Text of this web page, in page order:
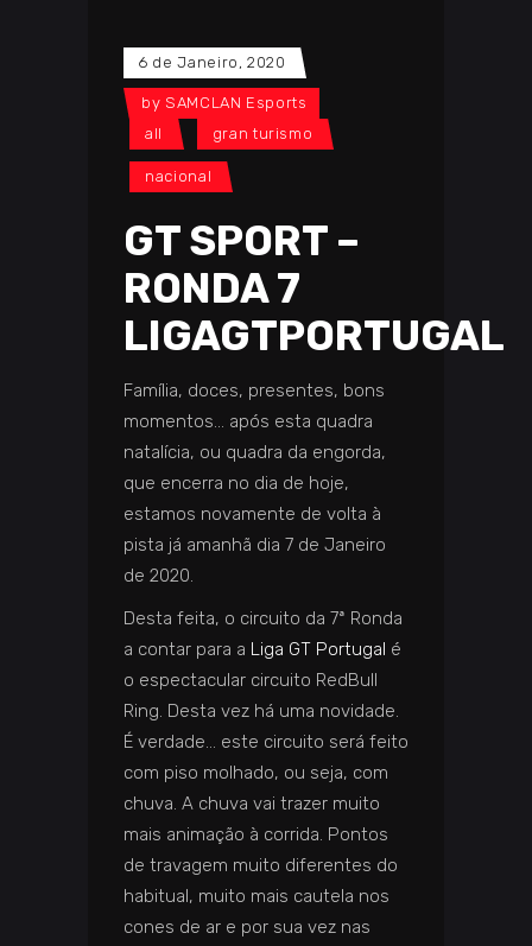
6 de Janeiro, 2020
by SAMCLAN Esports
all
gran turismo
nacional
GT SPORT –
RONDA 7
LIGAGTPORTUGAL
Família, doces, presentes, bons
momentos… após esta quadra
natalícia, ou quadra da engorda,
que encerra no dia de hoje,
estamos novamente de volta à
pista já amanhã dia 7 de Janeiro
de 2020.
Desta feita, o circuito da 7ª Ronda
a contar para a Liga GT Portugal é
o espectacular circuito RedBull
Ring. Desta vez há uma novidade.
É verdade… este circuito será feito
com piso molhado, ou seja, com
chuva. A chuva vai trazer muito
mais animação à corrida. Pontos
de travagem muito diferentes do
habitual, muito mais cautela nos
cones de ar e por sua vez nas